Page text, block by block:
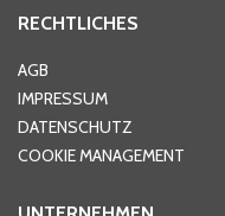
Ort*
Telefon
RECHTLICHES
AGB
IMPRESSUM
DATENSCHUTZ
COOKIE MANAGEMENT